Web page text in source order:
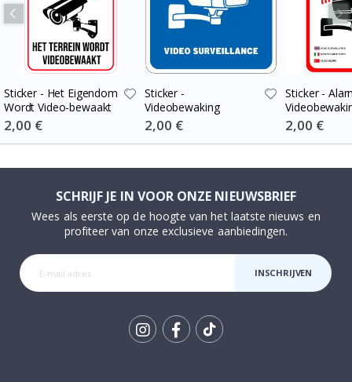
Sticker - Het Eigendom
Wordt Video-bewaakt
Special
Price
2,00 €
Sticker -
Videobewaking
Special
Price
2,00 €
Sticker -
Special
Price
2,00 €
SCHRIJF JE IN VOOR ONZE NIEUWSBRIEF
Wees als eerste op de hoogte van het laatste nieuws en
profiteer van onze exclusieve aanbiedingen.
INSCHRIJVEN